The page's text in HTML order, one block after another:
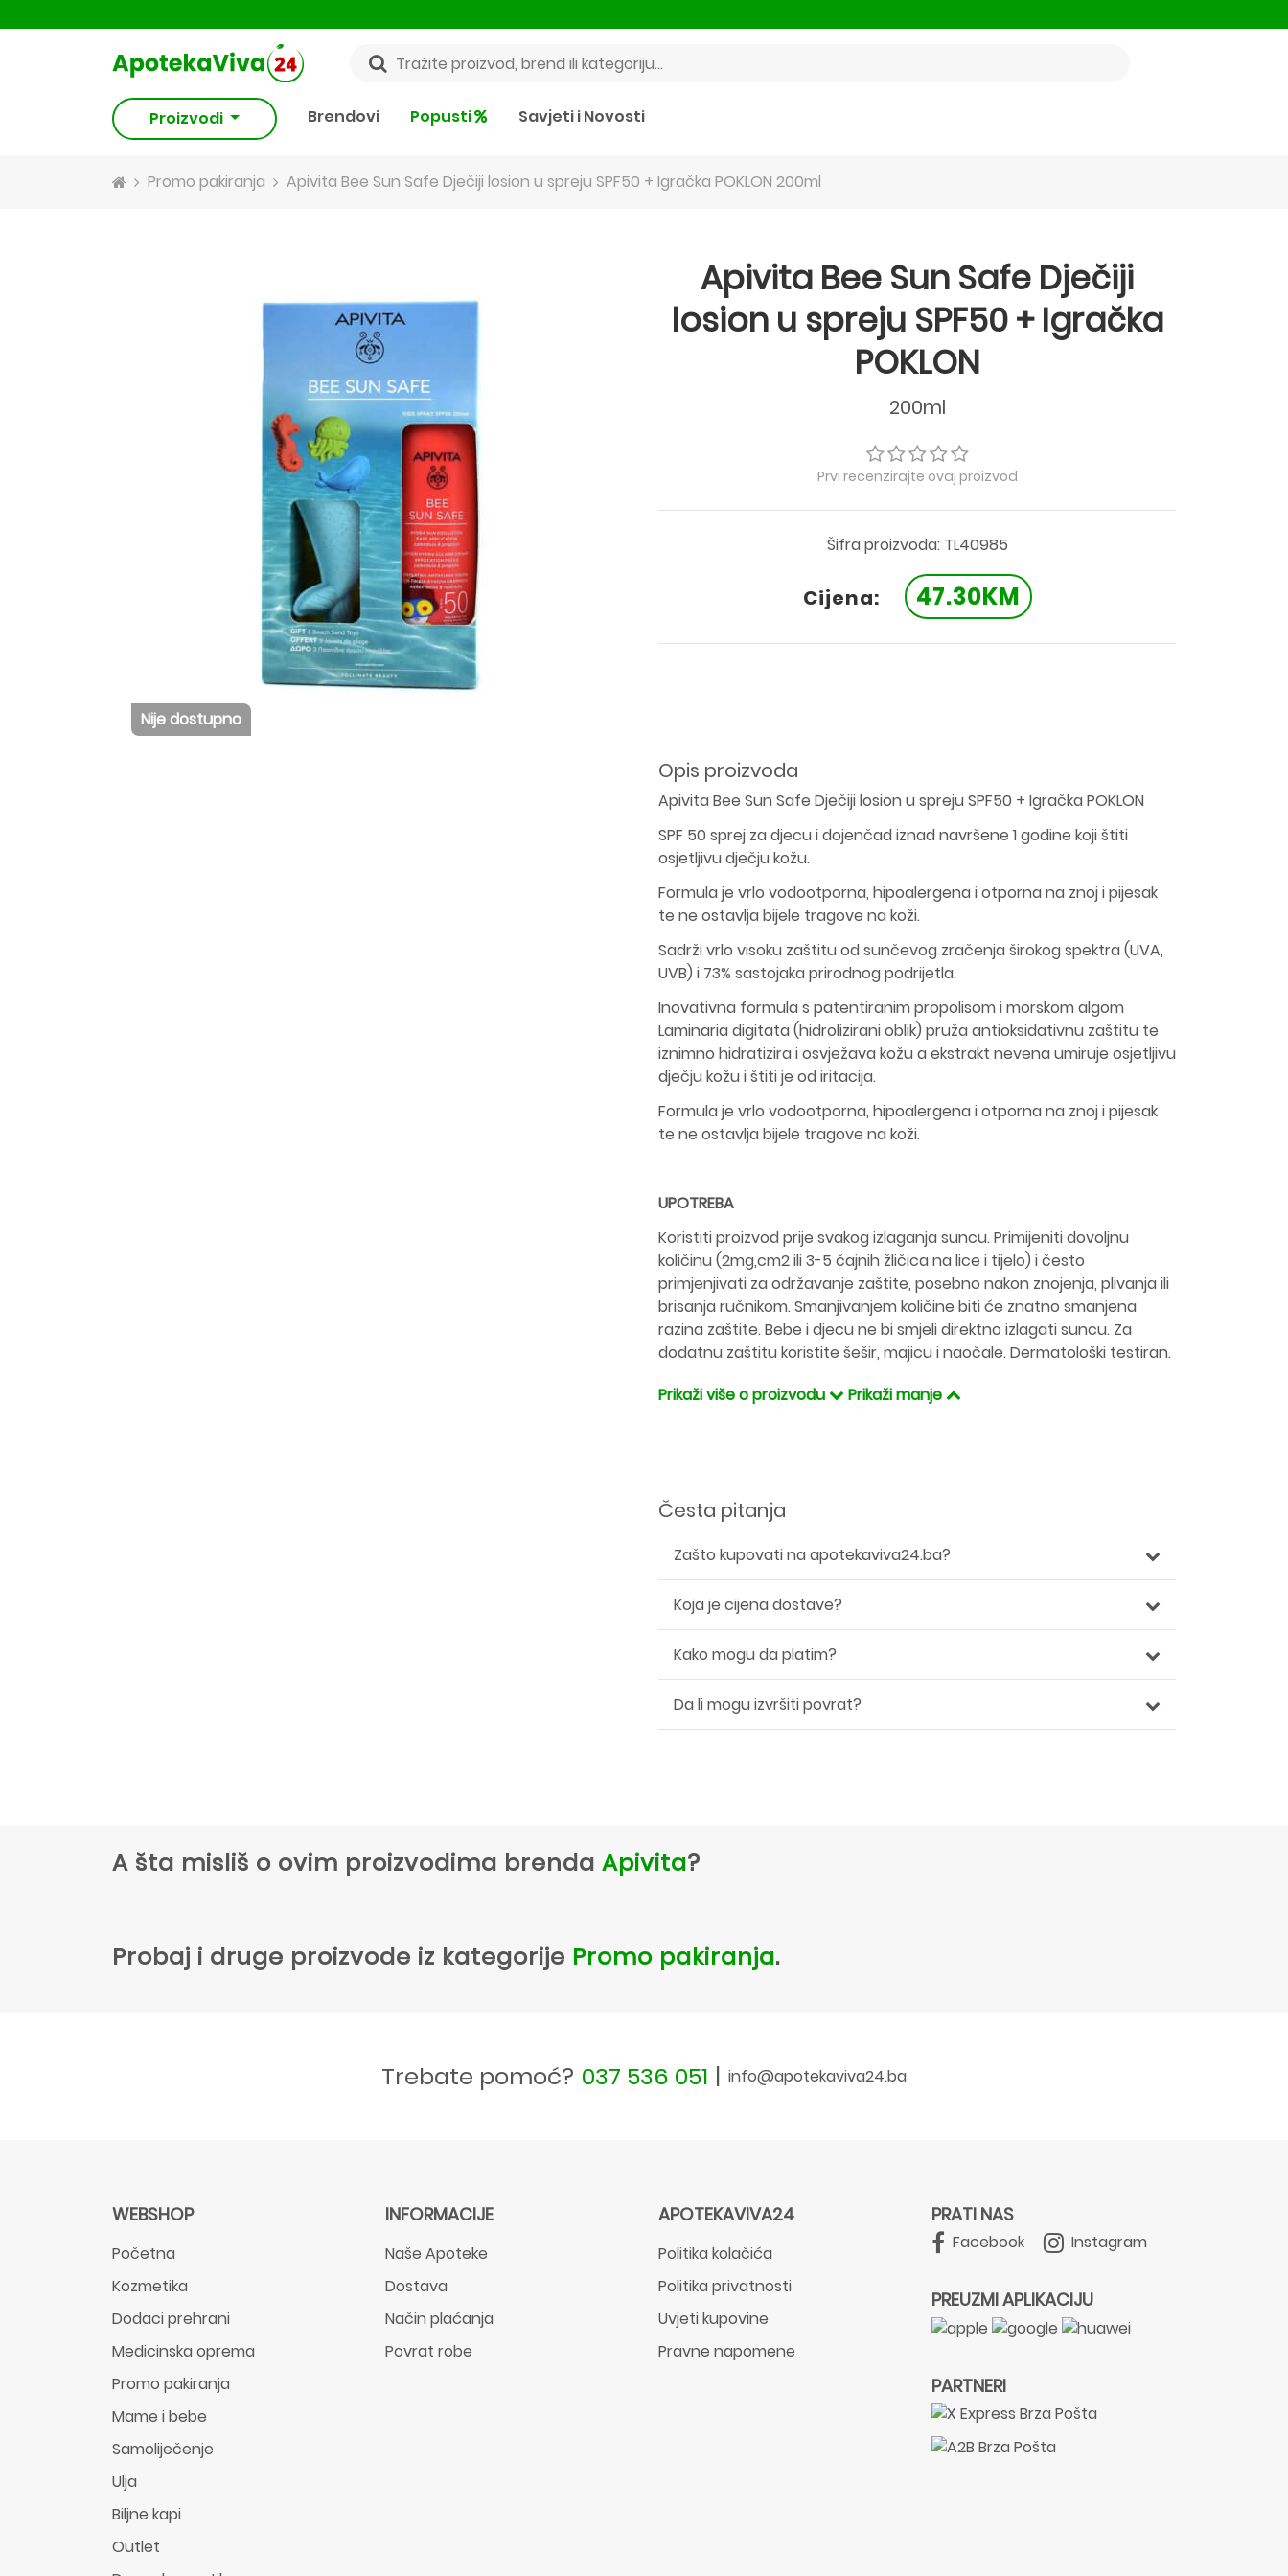
Proizvodi Brendovi Popusti Savjeti i Novosti
Promo pakiranja Apivita Bee Sun Safe Dječiji losion u spreju SPF50 + Igračka POKLON 200ml
Nije dostupno
Apivita Bee Sun Safe Dječiji
losion u spreju SPF50 + Igračka
POKLON
200ml
Prvi recenzirajte ovaj proizvod
Šifra proizvoda: TL40985
Cijena: 47.30KM
Opis proizvoda
Apivita Bee Sun Safe Dječiji losion u spreju SPF50 + Igračka POKLON
SPF 50 sprej za djecu i dojenčad iznad navršene 1 godine koji štiti
osjetljivu dječju kožu.
Formula je vrlo vodootporna, hipoalergena i otporna na znoj i pijesak
te ne ostavlja bijele tragove na koži.
Sadrži vrlo visoku zaštitu od sunčevog zračenja širokog spektra (UVA,
UVB) i 73% sastojaka prirodnog podrijetla.
Inovativna formula s patentiranim propolisom i morskom algom
Laminaria digitata (hidrolizirani oblik) pruža antioksidativnu zaštitu te
iznimno hidratizira i osvježava kožu a ekstrakt nevena umiruje osjetljivu
dječju kožu i štiti je od iritacija.
Formula je vrlo vodootporna, hipoalergena i otporna na znoj i pijesak
te ne ostavlja bijele tragove na koži.
UPOTREBA
Koristiti proizvod prije svakog izlaganja suncu. Primijeniti dovoljnu
količinu (2mg,cm2 ili 3-5 čajnih žličica na lice i tijelo) i često
primjenjivati za održavanje zaštite, posebno nakon znojenja, plivanja ili
brisanja ručnikom. Smanjivanjem količine biti će znatno smanjena
razina zaštite. Bebe i djecu ne bi smjeli direktno izlagati suncu. Za
dodatnu zaštitu koristite šešir, majicu i naočale. Dermatološki testiran.
Prikaži više o proizvodu
Prikaži manje
Česta pitanja
Zašto kupovati na apotekaviva24.ba?
Koja je cijena dostave?
Kako mogu da platim?
Da li mogu izvršiti povrat?
A šta misliš o ovim proizvodima brenda Apivita?
Probaj i druge proizvode iz kategorije Promo pakiranja.
Trebate pomoć? 037 536 051 | info@apotekaviva24.ba
WEBSHOP
Početna
Kozmetika
Dodaci prehrani
Medicinska oprema
Promo pakiranja
Mame i bebe
Samoliječenje
Ulja
Biljne kapi
Outlet
INFORMACIJE
Naše Apoteke
Dostava
Način plaćanja
Povrat robe
APOTEKAVIVA24
Politika kolačića
Politika privatnosti
Uvjeti kupovine
Pravne napomene
PRATI NAS
Facebook Instagram
PREUZMI APLIKACIJU
PARTNERI